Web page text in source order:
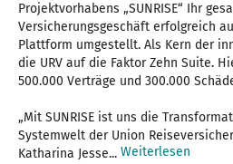
Projektvorhabens „SUNRISE“ Ihr
Versicherungsgeschäft erfolgreich
Plattform umgestellt. Als Kern der
die URV auf die Faktor Zehn Suite.
500.000 Verträge und 300.000
„Mit SUNRISE ist uns die
Systemwelt der Union
Katharina Jesse... Weiterlesen